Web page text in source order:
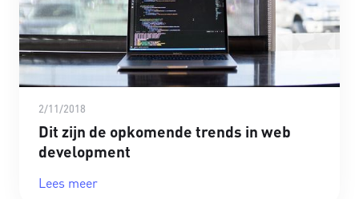
2/11/2018
Dit zijn de opkomende trends in web
development
Lees meer